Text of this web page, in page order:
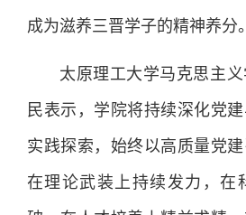
成为滋养三晋学子的精神养分。
太原理工大学马克思主
民表示，学院将持续深化党
实践探索，始终以高质量党建
在理论武装上持续发力，在